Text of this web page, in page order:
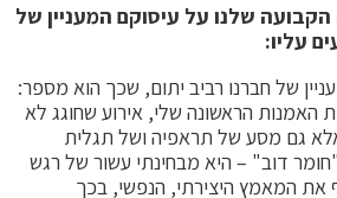
שלנו על עיסוקם המעניין של
עליו:
של חברנו רביב יתום, שכך הוא מספר:
האמנות הראשונה שלי, אירוע שחוגג לא
גם מסע של תראפיה ושל תגלית
דוב" – היא מבחינתי עשור של רגש
את המאמץ היצירתי, הנפשי, בכך